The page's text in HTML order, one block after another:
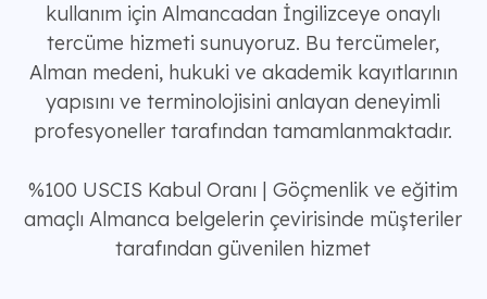
kullanım için Almancadan İngilizceye onaylı
tercüme hizmeti sunuyoruz. Bu tercümeler,
Alman medeni, hukuki ve akademik kayıtlarının
yapısını ve terminolojisini anlayan deneyimli
profesyoneller tarafından tamamlanmaktadır.
%100 USCIS Kabul Oranı | Göçmenlik ve eğitim
amaçlı Almanca belgelerin çevirisinde müşteriler
tarafından güvenilen hizmet